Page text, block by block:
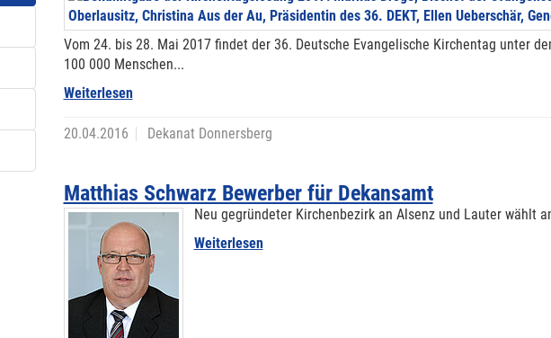
Vom 24. bis 28. Mai 2017 findet der 36. Deutsche Evangelische Kirchentag unter
100 000 Menschen...
Weiterlesen
20.04.2016 Dekanat Donnersberg
Matthias Schwarz Bewerber für Dekansamt
Neu gegründeter Kirchenbezirk an Alsenz und Lauter wählt
Weiterlesen